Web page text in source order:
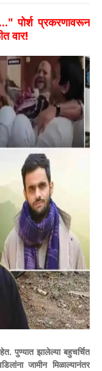
पोर्श प्रकरणावरून
वार!
पुण्यात झालेल्या बहुचर्चित
जामीन मिळाल्यानंतर